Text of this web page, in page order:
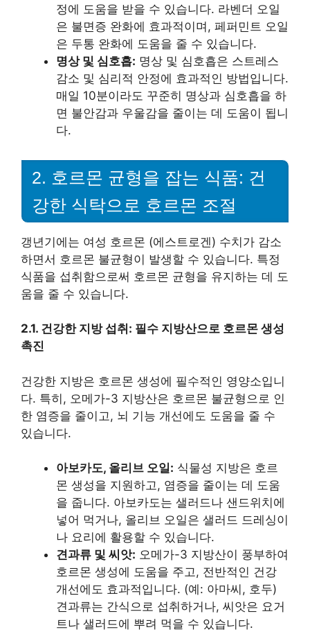
정에 도움을 받을 수 있습니다. 라벤더 오일
은 불면증 완화에 효과적이며, 페퍼민트 오일
은 두통 완화에 도움을 줄 수 있습니다.
명상 및 심호흡: 명상 및 심호흡은 스트레스
감소 및 심리적 안정에 효과적인 방법입니다.
매일 10분이라도 꾸준히 명상과 심호흡을 하
면 불안감과 우울감을 줄이는 데 도움이 됩니
다.
2. 호르몬 균형을 잡는 식품: 건
강한 식탁으로 호르몬 조절
갱년기에는 여성 호르몬 (에스트로겐) 수치가 감소
하면서 호르몬 불균형이 발생할 수 있습니다. 특정
식품을 섭취함으로써 호르몬 균형을 유지하는 데 도
움을 줄 수 있습니다.
2.1. 건강한 지방 섭취: 필수 지방산으로 호르몬 생성
촉진
건강한 지방은 호르몬 생성에 필수적인 영양소입니
다. 특히, 오메가-3 지방산은 호르몬 불균형으로 인
한 염증을 줄이고, 뇌 기능 개선에도 도움을 줄 수
있습니다.
아보카도, 올리브 오일: 식물성 지방은 호르
몬 생성을 지원하고, 염증을 줄이는 데 도움
을 줍니다. 아보카도는 샐러드나 샌드위치에
넣어 먹거나, 올리브 오일은 샐러드 드레싱이
나 요리에 활용할 수 있습니다.
견과류 및 씨앗: 오메가-3 지방산이 풍부하여
호르몬 생성에 도움을 주고, 전반적인 건강
개선에도 효과적입니다. (예: 아마씨, 호두)
견과류는 간식으로 섭취하거나, 씨앗은 요거
트나 샐러드에 뿌려 먹을 수 있습니다.